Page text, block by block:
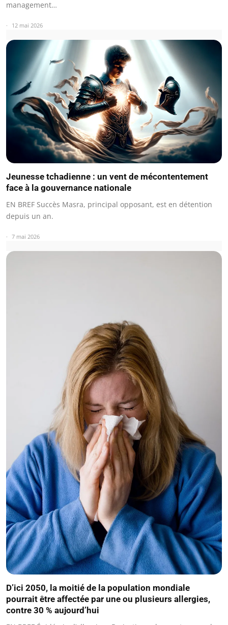
management…
12 mai 2026
Jeunesse tchadienne : un vent de mécontentement
face à la gouvernance nationale
EN BREF Succès Masra, principal opposant, est en détention
depuis un an.
7 mai 2026
D’ici 2050, la moitié de la population mondiale
pourrait être affectée par une ou plusieurs allergies,
contre 30 % aujourd’hui